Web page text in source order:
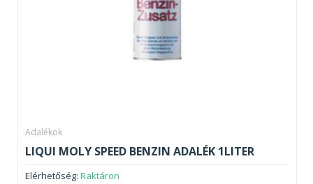
Adalékok
LIQUI MOLY SPEED BENZIN ADALÉK 1LITER
Elérhetőség: Raktáron